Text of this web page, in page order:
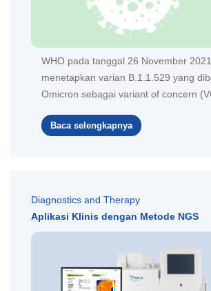
WHO pada tanggal 26 November
menetapkan varian B.1.1.529 yang
Omicron sebagai variant of concern
Baca selengkapnya
Diagnostics and Therapy
Aplikasi Klinis dengan Metode NGS